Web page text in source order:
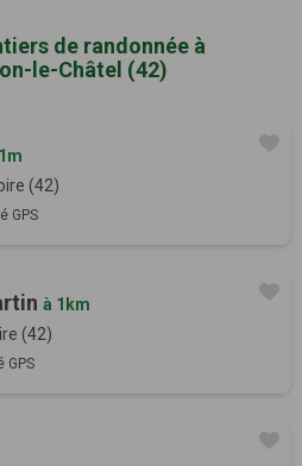
de randonnée à
le-Châtel (42)
(42)
GPS
à 1km
(42)
GPS